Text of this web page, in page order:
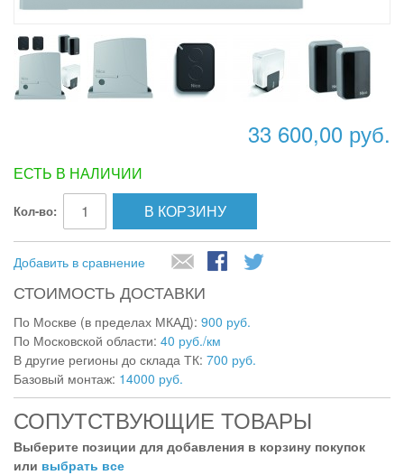
33 600,00 руб.
ЕСТЬ В НАЛИЧИИ
Кол-во: В КОРЗИНУ
Добавить в сравнение
СТОИМОСТЬ ДОСТАВКИ
По Москве (в пределах МКАД): 900 руб.
По Московской области: 40 руб./км
В другие регионы до склада ТК: 700 руб.
Базовый монтаж: 14000 руб.
СОПУТСТВУЮЩИЕ ТОВАРЫ
Выберите позиции для добавления в корзину покупок
или выбрать все